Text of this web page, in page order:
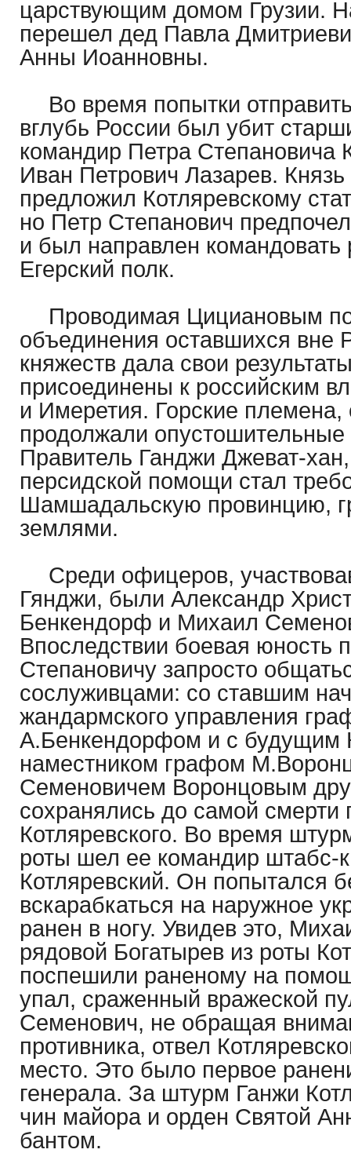
царствующим домом Грузии.
перешел дед Павла
Анны Иоанновны.
Во время попытки
вглубь России был убит
командир Петра Степановича
Иван Петрович Лазарев.
предложил Котляревскому
но Петр Степанович
и был направлен командовать
Егерский полк.
Проводимая Цициановым
объединения оставшихся вне
княжеств дала свои
присоединены к российским
и Имеретия. Горские племена,
продолжали
Правитель Ганджи Джеват-
персидской помощи стал
Шамшадальскую провинцию,
землями.
Среди офицеров,
Гянджи, были Александр
Бенкендорф и Михаил
Впоследствии боевая юность
Степановичу запросто
сослуживцами: со ставшим
жандармского управления
А.Бенкендорфом и с будущим
наместником графом
Семеновичем Воронцовым
сохранялись до самой смерти
Котляревского. Во время
роты шел ее командир штабс-
Котляревский. Он попытался
вскарабкаться на наружное
ранен в ногу. Увидев это,
рядовой Богатырев из роты
поспешили раненому на
упал, сраженный вражеской
Семенович, не обращая
противника, отвел
место. Это было первое
генерала. За штурм Ганжи
чин майора и орден Святой
бантом.